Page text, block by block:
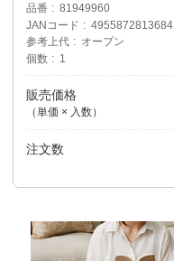
品番
81949960
JANコード
4955872813684
参考上代
オープン
個数
1
販売価格
（単価 × 入数）
注文数